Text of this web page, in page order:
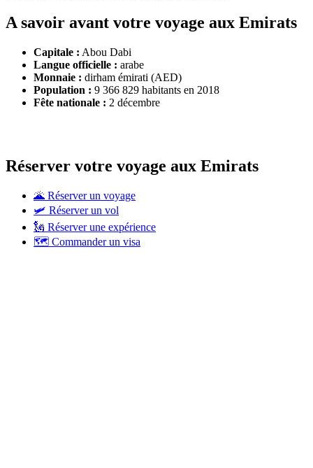
A savoir avant votre voyage aux Emirats
Capitale : Abou Dabi
Langue officielle : arabe
Monnaie : dirham émirati (AED)
Population : 9 366 829 habitants en 2018
Fête nationale : 2 décembre
Réserver votre voyage aux Emirats
🌋 Réserver un voyage
🛩 Réserver un vol
🗽 Réserver une expérience
🗺 Commander un visa